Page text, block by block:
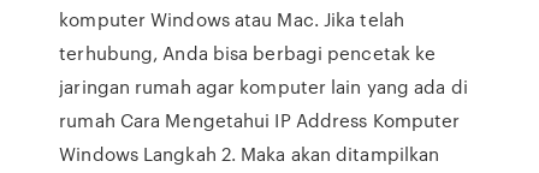
komputer Windows atau Mac. Jika telah
terhubung, Anda bisa berbagi pencetak ke
jaringan rumah agar komputer lain yang ada di
rumah Cara Mengetahui IP Address Komputer
Windows Langkah 2. Maka akan ditampilkan